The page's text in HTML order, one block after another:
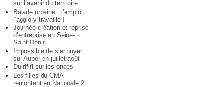
sur l’avenir du territoire
Balade urbaine : l’emploi,
l’agglo y travaille !
Journée création et reprise
d’entreprise en Seine-
Saint-Denis
Impossible de s’ennuyer
sur Auber en juillet-août
Du rififi sur les ondes
Les filles du CMA
remontent en Nationale 2